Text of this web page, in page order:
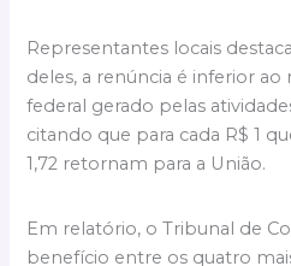
Representantes locais
deles, a renúncia é inferior
federal gerado pelas
citando que para cada R$ 1
1,72 retornam para a União.
Em relatório, o Tribunal de
benefício entre os quatro